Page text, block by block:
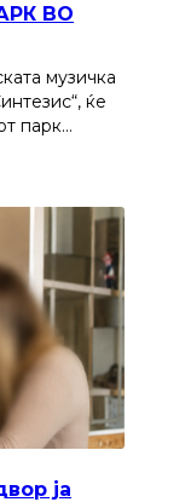
ВО
музичка
ќе
парк…
ја